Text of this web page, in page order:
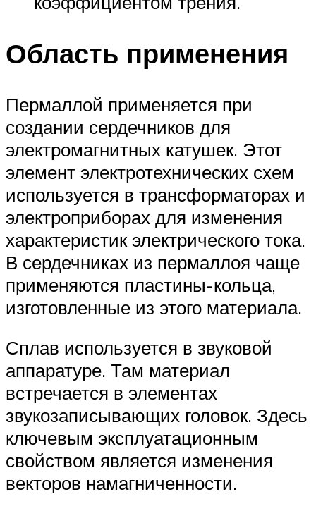
Область применения
Пермаллой применяется при
создании сердечников для
электромагнитных катушек. Этот
элемент электротехнических схем
используется в трансформаторах и
электроприборах для изменения
характеристик электрического тока.
В сердечниках из пермаллоя чаще
применяются пластины-кольца,
изготовленные из этого материала.
Сплав используется в звуковой
аппаратуре. Там материал
встречается в элементах
звукозаписывающих головок. Здесь
ключевым эксплуатационным
свойством является изменения
векторов намагниченности.